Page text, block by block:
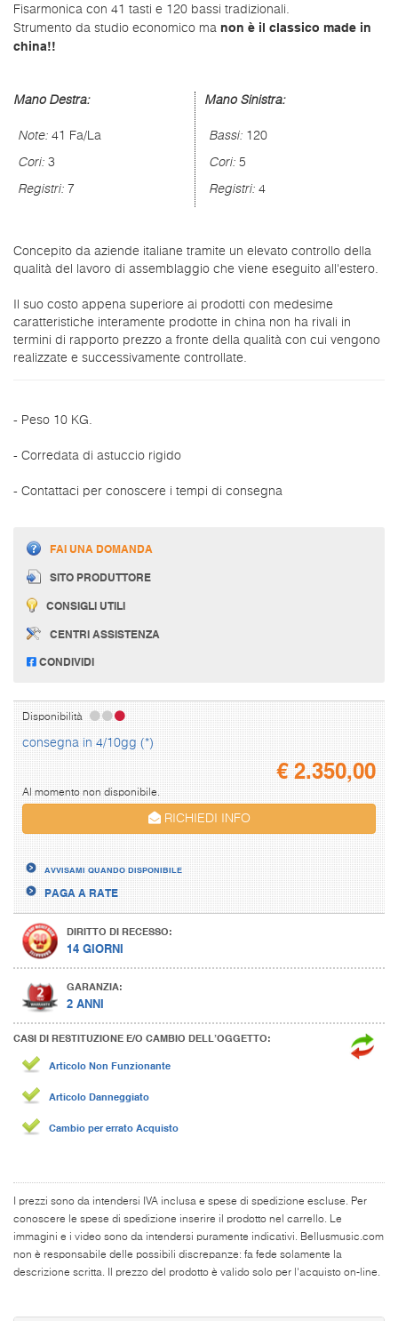
Fisarmonica con 41 tasti e 120 bassi tradizionali.
Strumento da studio economico ma non è il classico made in
china!!
Mano Destra:
Note: 41 Fa/La
Cori: 3
Registri: 7
Mano Sinistra:
Bassi: 120
Cori: 5
Registri: 4
Concepito da aziende italiane tramite un elevato controllo della
qualità del lavoro di assemblaggio che viene eseguito all'estero.
Il suo costo appena superiore ai prodotti con medesime
caratteristiche interamente prodotte in china non ha rivali in
termini di rapporto prezzo a fronte della qualità con cui vengono
realizzate e successivamente controllate.
- Peso 10 KG.
- Corredata di astuccio rigido
- Contattaci per conoscere i tempi di consegna
FAI UNA DOMANDA
SITO PRODUTTORE
CONSIGLI UTILI
CENTRI ASSISTENZA
CONDIVIDI
Disponibilità
consegna in 4/10gg (*)
€2.350,00
Al momento non disponibile.
RICHIEDI INFO
AVVISAMI QUANDO DISPONIBILE
PAGA A RATE
DIRITTO DI RECESSO:
14 GIORNI
GARANZIA:
2 ANNI
CASI DI RESTITUZIONE E/O CAMBIO DELL’OGGETTO:
Articolo Non Funzionante
Articolo Danneggiato
Cambio per errato Acquisto
I prezzi sono da intendersi IVA inclusa e spese di spedizione escluse. Per
conoscere le spese di spedizione inserire il prodotto nel carrello. Le
immagini e i video sono da intendersi puramente indicativi. Bellusmusic.com
non è responsabile delle possibili discrepanze: fa fede solamente la
descrizione scritta. Il prezzo del prodotto è valido solo per l'acquisto on-line.